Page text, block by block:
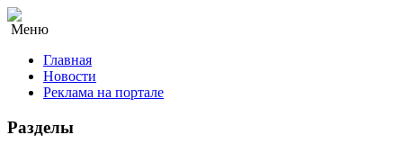
Меню
Главная
Новости
Реклама на портале
Разделы